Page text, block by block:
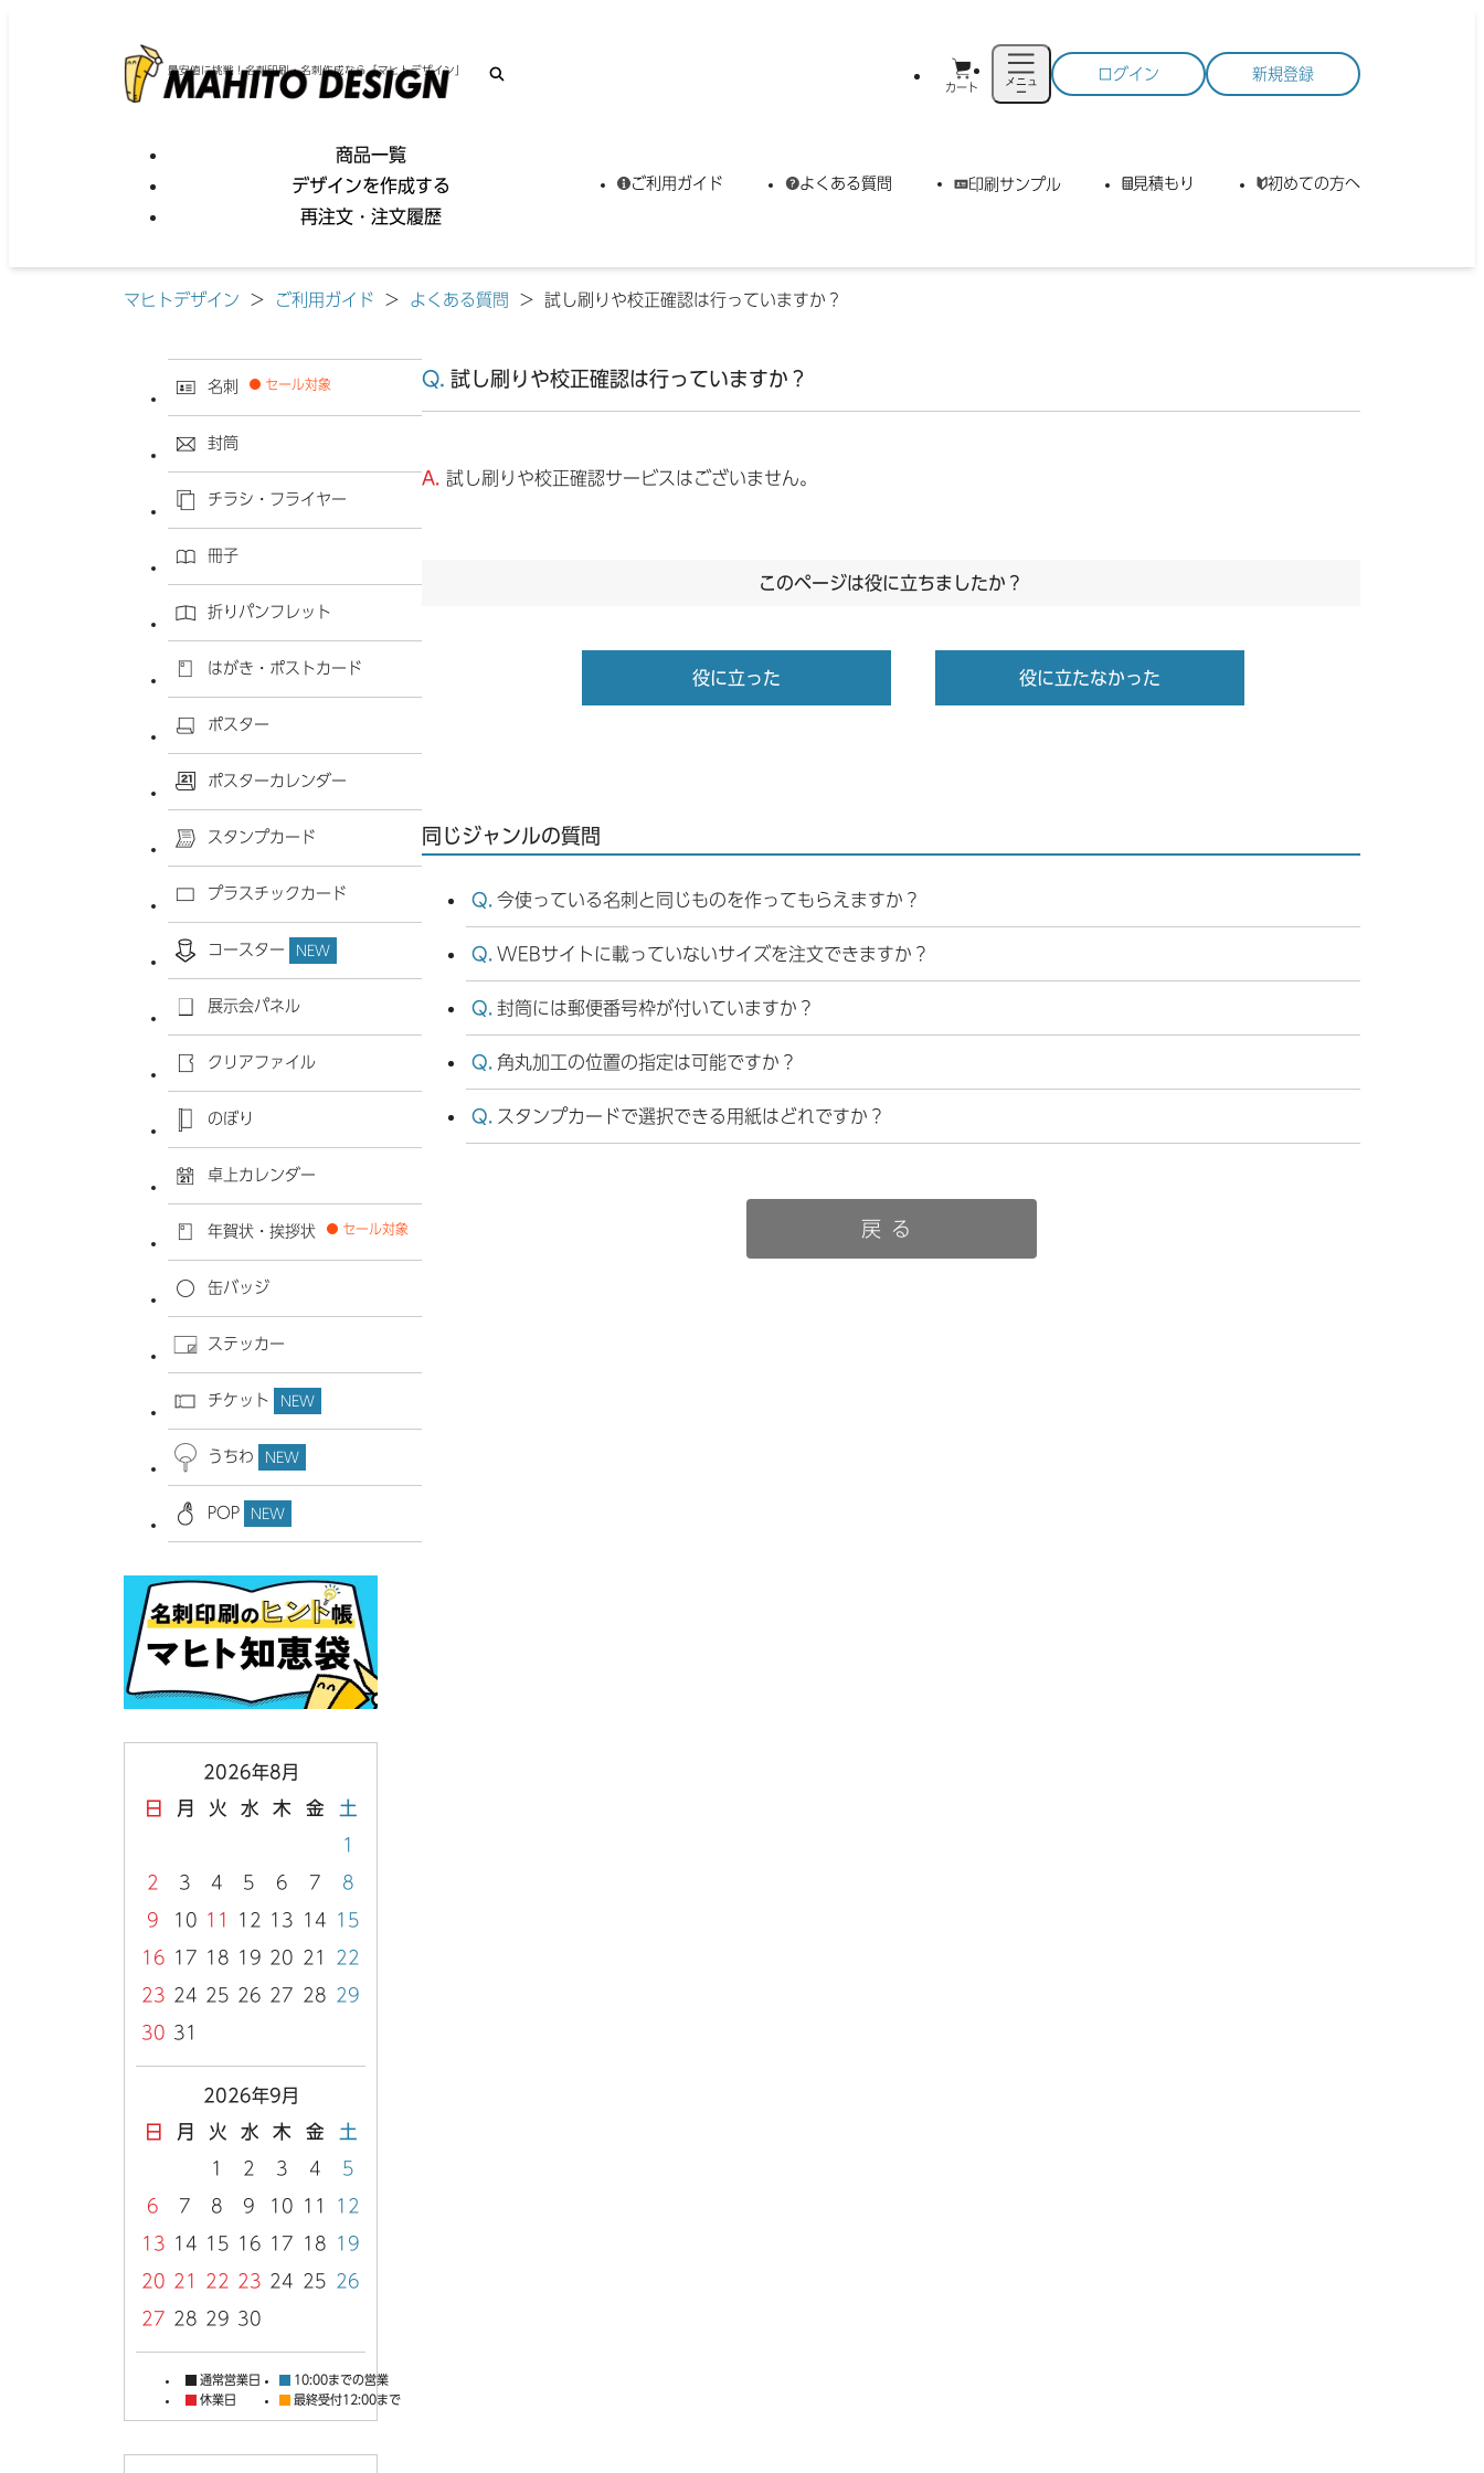
最安値に挑戦！名刺印刷・名刺作成なら「マヒトデザイン」
カート
メニュ
ー
ログイン 新規登録
商品一覧
デザインを作成する
再注文・注文履歴
ご利用ガイド よくある質問 印刷サンプル 見積もり 初めての方へ
マヒトデザイン > ご利用ガイド > よくある質問 > 試し刷りや校正確認は行っていますか？
名刺 セール対象
封筒
チラシ・フライヤー
冊子
折りパンフレット
はがき・ポストカード
ポスター
ポスターカレンダー
スタンプカード
プラスチックカード
コースター NEW
展示会パネル
クリアファイル
のぼり
卓上カレンダー
年賀状・挨拶状 セール対象
缶バッジ
ステッカー
チケット NEW
うちわ NEW
POP NEW
2026年8月
日 月 火 水 木 金 土
1
2 3 4 5 6 7 8
9 10 11 12 13 14 15
16 17 18 19 20 21 22
23 24 25 26 27 28 29
30 31
2026年9月
日 月 火 水 木 金 土
1 2 3 4 5
6 7 8 9 10 11 12
13 14 15 16 17 18 19
20 21 22 23 24 25 26
27 28 29 30
通常営業日
10:00までの営業
休業日
最終受付12:00まで
試し刷りや校正確認は行っていますか？
試し刷りや校正確認サービスはございません。
このページは役に立ちましたか？
役に立った 役に立たなかった
同じジャンルの質問
今使っている名刺と同じものを作ってもらえますか？
WEBサイトに載っていないサイズを注文できますか？
封筒には郵便番号枠が付いていますか？
角丸加工の位置の指定は可能ですか？
スタンプカードで選択できる用紙はどれですか？
戻る